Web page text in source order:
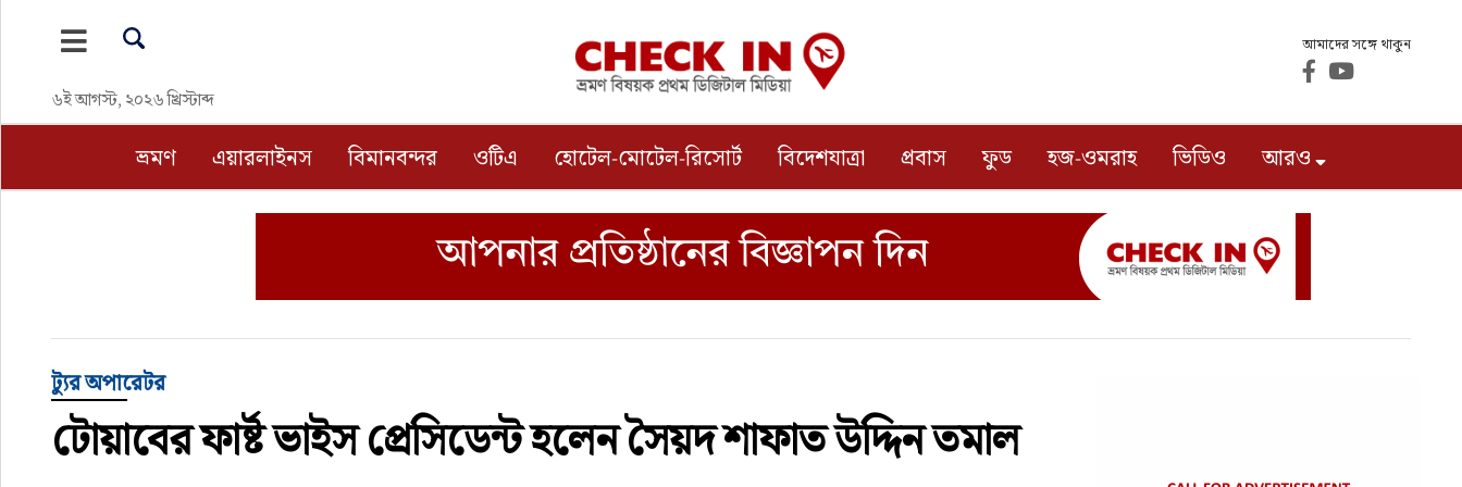
৬ই আগস্ট, ২০২৬ খ্রিস্টাব্দ
আমাদের সঙ্গে থাকুন
এয়ারলাইনস
বিমানবন্দর
বিদেশযাত্রা
প্রবাস
ভ্রমণ এয়ারলাইনস বিমানবন্দর ওটিএ হোটেল-মোটেল-রিসোর্ট বিদেশযাত্রা প্রবাস ফুড হজ-ওমরাহ ভিডিও আরও
ট্যুর অপারেটর
টোয়াবের ফার্ষ্ট ভাইস প্রেসিডেন্ট হলেন সৈয়দ শাফাত উদ্দিন তমাল